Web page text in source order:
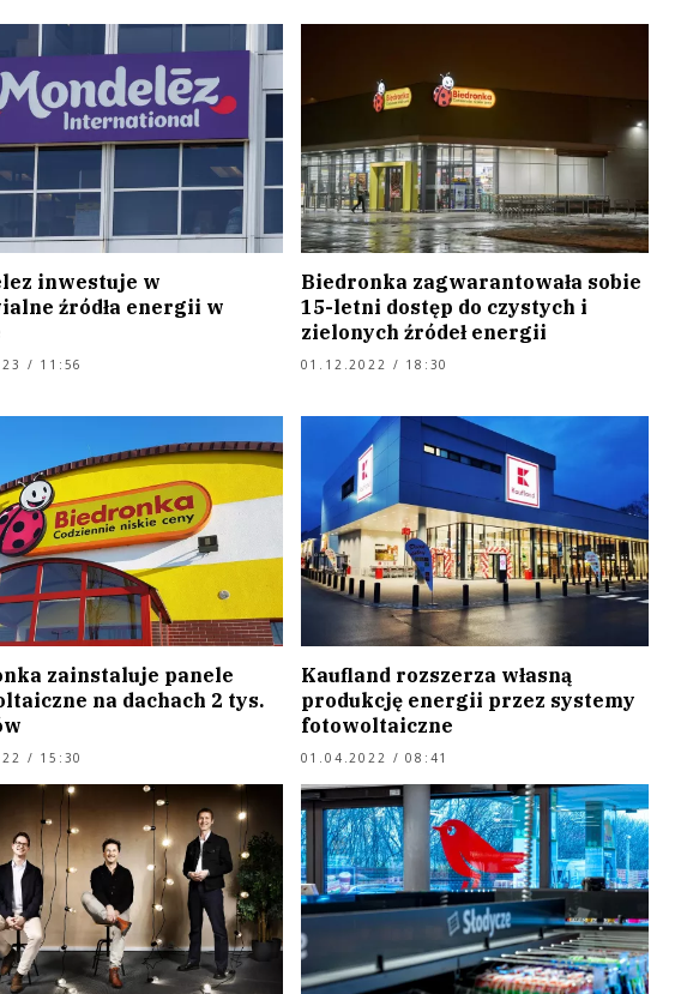
inwestuje w
źródła energii w
/ 11:56
Biedronka zagwarantowała sobie
15-letni dostęp do czystych i
zielonych źródeł energii
01.12.2022 / 18:30
zainstaluje panele
na dachach 2 tys.
/ 15:30
Kaufland rozszerza własną
produkcję energii przez systemy
fotowoltaiczne
01.04.2022 / 08:41